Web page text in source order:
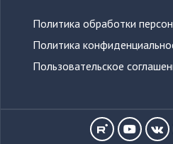
Политика обработки
Политика
Пользовательское